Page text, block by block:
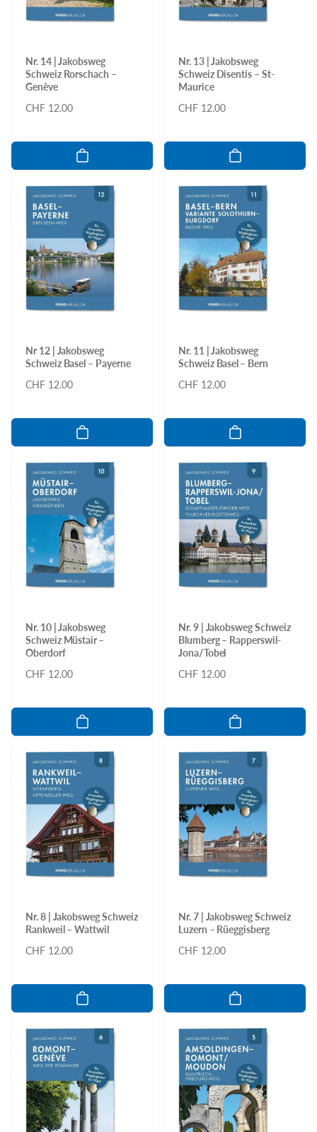
Nr. 14 | Jakobsweg
Schweiz Rorschach –
Genève
Normaler
CHF 12.00
Nr. 13 | Jakobsweg
Schweiz Disentis – St-
Maurice
Normaler
CHF 12.00
Nr 12 | Jakobsweg
Schweiz Basel – Payerne
Normaler
CHF 12.00
Nr. 11 | Jakobsweg
Schweiz Basel – Bern
Normaler
CHF 12.00
Nr. 10 | Jakobsweg
Schweiz Müstair –
Oberdorf
Normaler
CHF 12.00
Nr. 9 | Jakobsweg Schweiz
Blumberg – Rapperswil-
Jona/Tobel
Normaler
CHF 12.00
Nr. 8 | Jakobsweg Schweiz
Rankweil – Wattwil
Normaler
CHF 12.00
Nr. 7 | Jakobsweg Schweiz
Luzern – Rüeggisberg
Normaler
CHF 12.00